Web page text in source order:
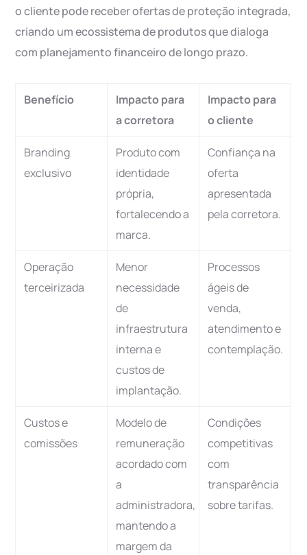
o cliente pode receber ofertas de proteção integrada,
criando um ecossistema de produtos que dialoga
com planejamento financeiro de longo prazo.
Benefício
Impacto para
a corretora
Impacto para
o cliente
Branding
exclusivo
Produto com
identidade
própria,
fortalecendo a
marca.
Confiança na
oferta
apresentada
pela corretora.
Operação
terceirizada
Menor
necessidade
de
infraestrutura
interna e
custos de
implantação.
Processos
ágeis de
venda,
atendimento e
contemplação.
Custos e
comissões
Modelo de
remuneração
acordado com
a
administradora,
mantendo a
margem da
Condições
competitivas
com
transparência
sobre tarifas.